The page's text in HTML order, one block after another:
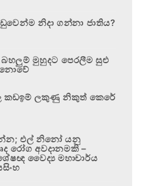
නිදා ගන්නා ජාතිය?
මුහුදට පෙරලීම සුළු
කඩඉම් ලකුණු නිකුත් කෙරේ
එල් නිනෝ යනු
රෝග අවදානමකි –
වෛද්‍ය මහාචාර්ය